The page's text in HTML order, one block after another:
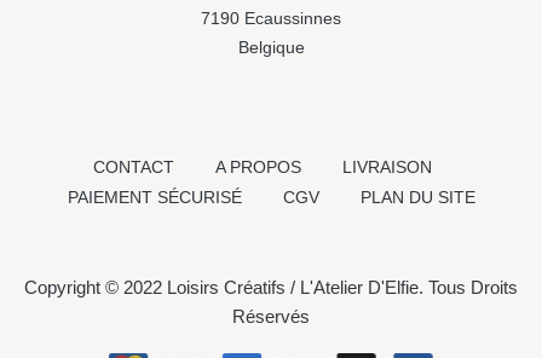
7190 Ecaussinnes
Belgique
CONTACT A PROPOS
LIVRAISON
PAIEMENT SÉCURISÉ
CGV PLAN DU SITE
Copyright © 2022 Loisirs Créatifs / L'Atelier D'Elfie. Tous Droits
Réservés